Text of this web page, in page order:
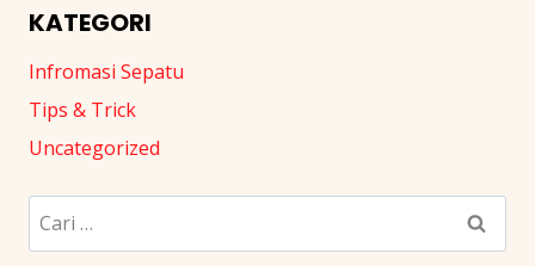
KATEGORI
Infromasi Sepatu
Tips & Trick
Uncategorized
Cari
untuk: